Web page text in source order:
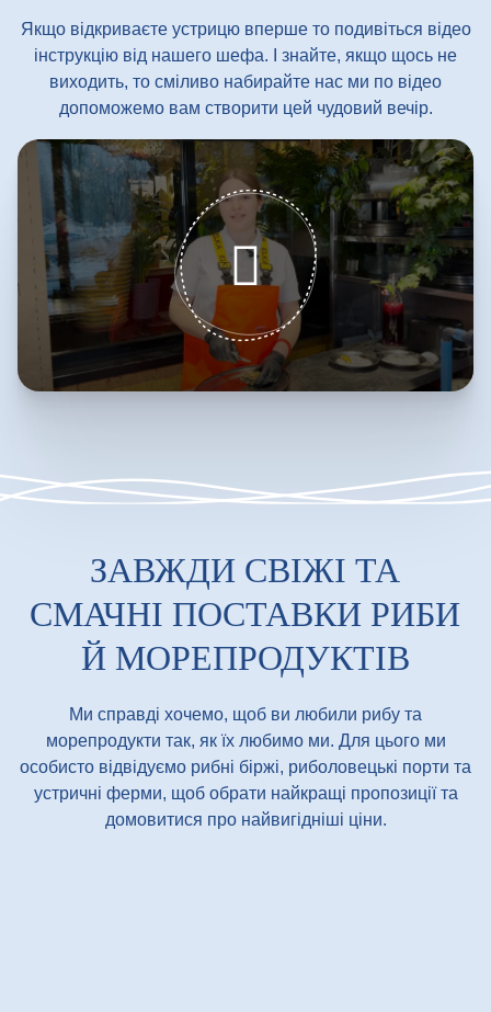
Якщо відкриваєте устрицю вперше то подивіться відео
інструкцію від нашего шефа. І знайте, якщо щось не
виходить, то сміливо набирайте нас ми по відео
допоможемо вам створити цей чудовий вечір.
ЗАВЖДИ СВІЖІ ТА
СМАЧНІ ПОСТАВКИ РИБИ
Й МОРЕПРОДУКТІВ
Ми справді хочемо, щоб ви любили рибу та
морепродукти так, як їх любимо ми. Для цього ми
особисто відвідуємо рибні біржі, риболовецькі порти та
устричні ферми, щоб обрати найкращі пропозиції та
домовитися про найвигідніші ціни.